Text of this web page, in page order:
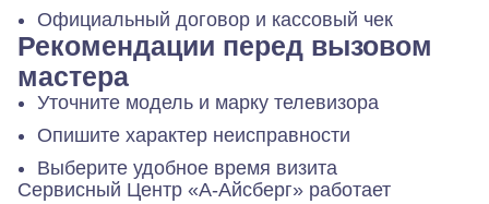
Официальный договор и кассовый чек
Рекомендации перед вызовом
мастера
Уточните модель и марку телевизора
Опишите характер неисправности
Выберите удобное время визита
Сервисный Центр «А-Айсберг» работает